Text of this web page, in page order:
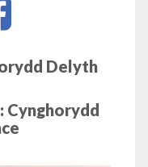
Delyth
Cynghorydd